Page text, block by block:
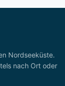
Nordseeküste.
nach Ort oder